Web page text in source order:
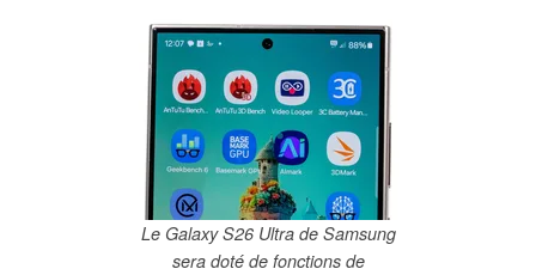
Le Galaxy S26 Ultra de Samsung
sera doté de fonctions de